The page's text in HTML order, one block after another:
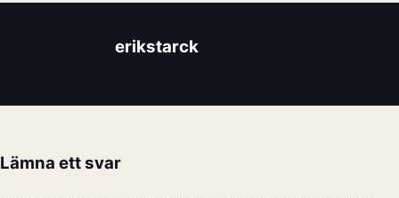
erikstarck
Lämna ett svar